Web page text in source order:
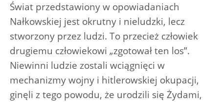
Świat przedstawiony w opowiadaniach
Nałkowskiej jest okrutny i nieludzki, lecz
stworzony przez ludzi. To przecież człowiek
drugiemu człowiekowi „zgotował ten los”.
Niewinni ludzie zostali wciągnięci w
mechanizmy wojny i hitlerowskiej okupacji,
ginęli z tego powodu, że urodzili się Żydami,